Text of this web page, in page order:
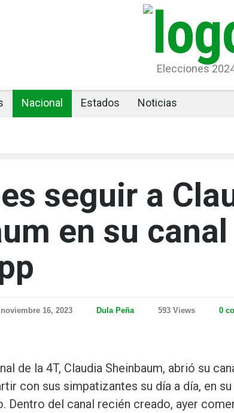
Elecciones
Nacional Estados Noticias
seguir a
en su
noviembre 16, 2023 Dula Peña 593 Views 0
de la 4T, Claudia Sheinbaum, abrió su
con sus simpatizantes su día a día, en
Dentro del canal recién creado, ayer